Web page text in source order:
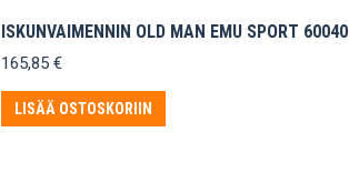
ISKUNVAIMENNIN OLD MAN EMU SPORT 60040
165,85 €
LISÄÄ OSTOSKORIIN